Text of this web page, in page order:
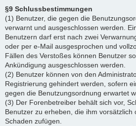
§9 Schlussbestimmungen
(1) Benutzer, die gegen die
verwarnt und ausgeschlossen werden.
Benutzern darf erst nach zwei
oder per e-Mail ausgesprochen und
Fällen des Verstoßes können Benutzer
Ankündigung ausgeschlossen werden.
(2) Benutzer können von den
Registrierung gehindert werden, sofern
gegen die Benutzungsordnung erwartet
(3) Der Forenbetreiber behält sich vor,
Benutzer zu erheben, die ihm vorsätzlich
Schaden zufügen.